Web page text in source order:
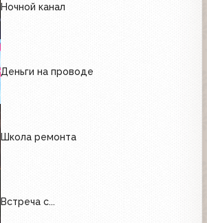
Ночной канал
Деньги на проводе
Школа ремонта
Встреча с...